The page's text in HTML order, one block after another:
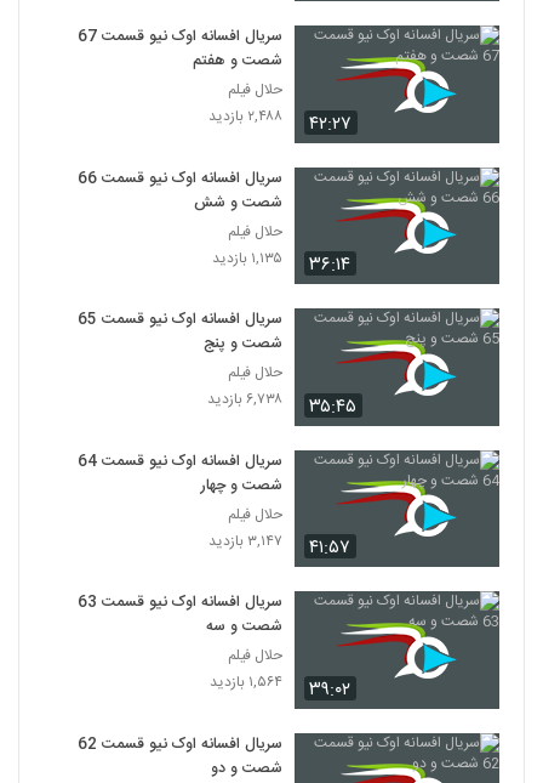
۴۲:۲۷
سریال افسانه اوک نیو قسمت 67
شصت و هفتم
حلال فیلم
۲,۴۸۸ بازدید
۳۶:۱۴
سریال افسانه اوک نیو قسمت 66
شصت و شش
حلال فیلم
۱,۱۳۵ بازدید
۳۵:۴۵
سریال افسانه اوک نیو قسمت 65
شصت و پنج
حلال فیلم
۶,۷۳۸ بازدید
۴۱:۵۷
سریال افسانه اوک نیو قسمت 64
شصت و چهار
حلال فیلم
۳,۱۴۷ بازدید
۳۹:۰۲
سریال افسانه اوک نیو قسمت 63
شصت و سه
حلال فیلم
۱,۵۶۴ بازدید
سریال افسانه اوک نیو قسمت 62
شصت و دو